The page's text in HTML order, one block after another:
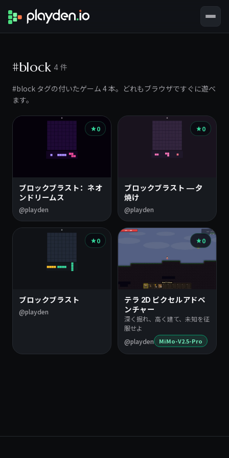
#block 4 件
#block タグの付いたゲーム 4 本。どれもブラウザですぐに遊べ
ます。
0
ブロックブラスト：ネオ
ンドリームス
@playden
0
ブロックブラスト — 夕
焼け
@playden
0
ブロックブラスト
@playden
0
テラ 2D ピクセルアドベ
ンチャー
深く掘れ、高く建て、未知を征
服せよ
@playden
MiMo-V2.5-Pro